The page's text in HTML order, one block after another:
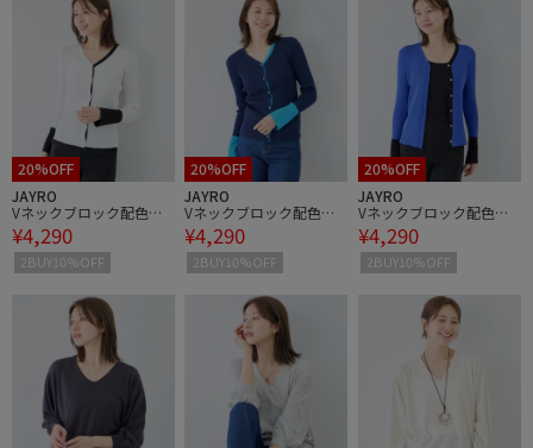
20%OFF
JAYRO
Vネックブロック配色リ
ブカーディガン
¥4,290
2BUY10%OFF
20%OFF
JAYRO
Vネックブロック配色リ
ブカーディガン
¥4,290
2BUY10%OFF
20%OFF
JAYRO
Vネックブロック配色リ
ブカーディガン
¥4,290
2BUY10%OFF